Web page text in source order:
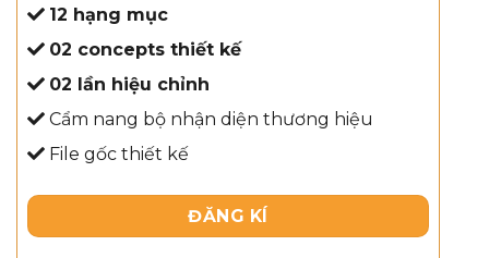
12 hạng mục
02 concepts thiết kế
02 lần hiệu chỉnh
Cẩm nang bộ nhận diện thương hiệu
File gốc thiết kế
ĐĂNG KÍ